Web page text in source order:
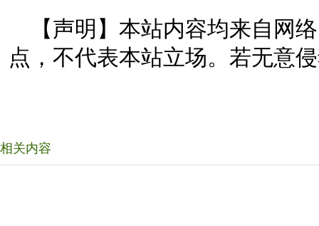
【声明】本站内容均来自网
点，不代表本站立场。若无意
相关内容